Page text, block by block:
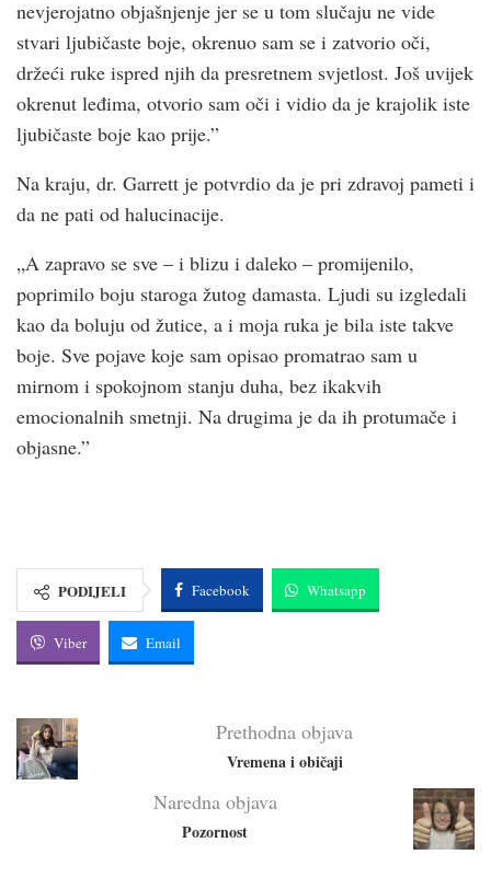
nevjerojatno objašnjenje jer se u tom slučaju ne vide
stvari ljubičaste boje, okrenuo sam se i zatvorio oči,
držeći ruke ispred njih da presretnem svjetlost. Još uvijek
okrenut leđima, otvorio sam oči i vidio da je krajolik iste
ljubičaste boje kao prije.”
Na kraju, dr. Garrett je potvrdio da je pri zdravoj pameti i
da ne pati od halucinacije.
„A zapravo se sve – i blizu i daleko – promijenilo,
poprimilo boju staroga žutog damasta. Ljudi su izgledali
kao da boluju od žutice, a i moja ruka je bila iste takve
boje. Sve pojave koje sam opisao promatrao sam u
mirnom i spokojnom stanju duha, bez ikakvih
emocionalnih smetnji. Na drugima je da ih protumače i
objasne.”
PODIJELI Facebook Whatsapp
Viber Email
Prethodna objava
Vremena i običaji
Naredna objava
Pozornost